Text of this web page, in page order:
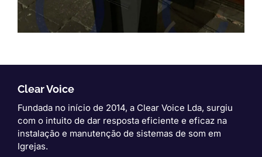
Clear Voice
Fundada no início de 2014, a Clear Voice Lda, surgiu
com o intuito de dar resposta eficiente e eficaz na
instalação e manutenção de sistemas de som em
Igrejas.